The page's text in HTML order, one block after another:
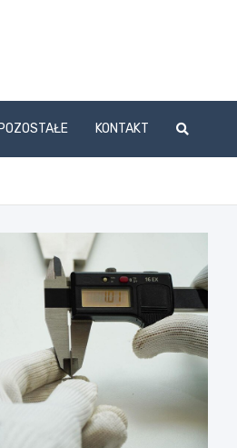
POZOSTAŁE KONTAKT